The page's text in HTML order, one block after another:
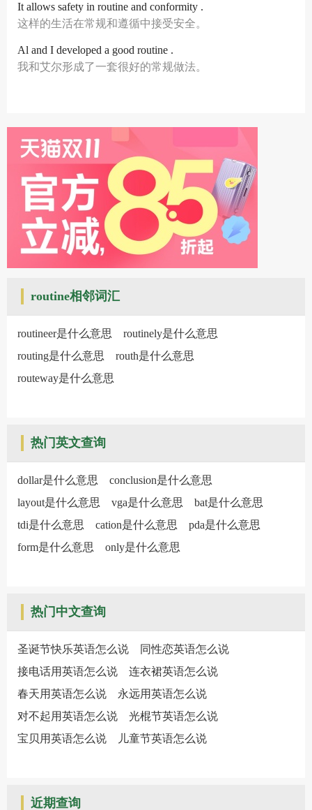
It allows safety in routine and conformity .
这样的生活在常规和遵循中接受安全。
Al and I developed a good routine .
我和艾尔形成了一套很好的常规做法。
routine相邻词汇
routineer是什么意思
routinely是什么意思
routing是什么意思
routh是什么意思
routeway是什么意思
热门英文查询
dollar是什么意思
conclusion是什么意思
layout是什么意思
vga是什么意思
bat是什么意思
tdi是什么意思
cation是什么意思
pda是什么意思
form是什么意思
only是什么意思
热门中文查询
圣诞节快乐英语怎么说
同性恋英语怎么说
接电话用英语怎么说
连衣裙英语怎么说
春天用英语怎么说
永远用英语怎么说
对不起用英语怎么说
光棍节英语怎么说
宝贝用英语怎么说
儿童节英语怎么说
近期查询